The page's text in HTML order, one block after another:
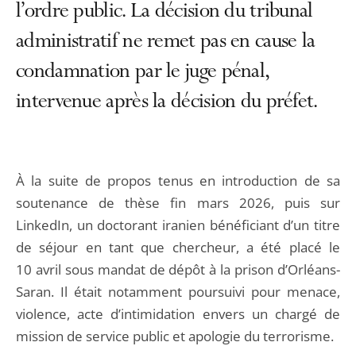
l’ordre public. La décision du tribunal
administratif ne remet pas en cause la
condamnation par le juge pénal,
intervenue après la décision du préfet.
À la suite de propos tenus en introduction de sa
soutenance de thèse fin mars 2026, puis sur
LinkedIn, un doctorant iranien bénéficiant d’un titre
de séjour en tant que chercheur, a été placé le
10 avril sous mandat de dépôt à la prison d’Orléans-
Saran. Il était notamment poursuivi pour menace,
violence, acte d’intimidation envers un chargé de
mission de service public et apologie du terrorisme.